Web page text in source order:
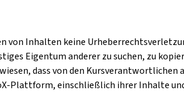
Inhalten keine
Eigentum anderer zu suchen, zu
dass von den
Plattform, einschließlich ihrer Inhalte